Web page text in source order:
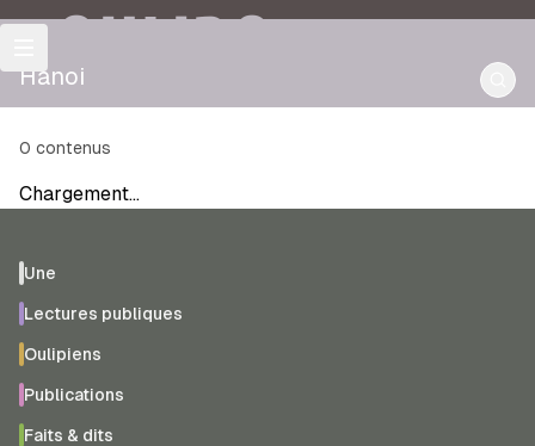
OULIPO
Hanoi
0 contenus
Chargement…
Une
Lectures publiques
Oulipiens
Publications
Faits & dits